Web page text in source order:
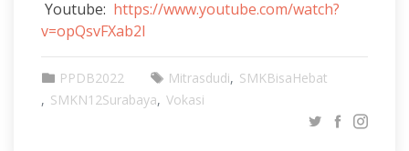
Youtube: https://www.youtube.com/watch?
v=opQsvFXab2I
PPDB2022 Mitrasdudi
SMKBisaHebat
SMKN12Surabaya Vokasi